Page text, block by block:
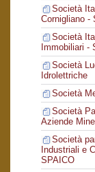
Società
Cornigliano -
Società
Immobiliari -
Società
Idrolettriche
Società
Società
Aziende
Società
Industriali e
SPAICO